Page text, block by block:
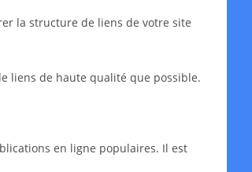
la structure de liens de votre site
liens de haute qualité que possible.
en ligne populaires. Il est